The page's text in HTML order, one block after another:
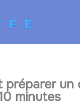
préparer un
minutes